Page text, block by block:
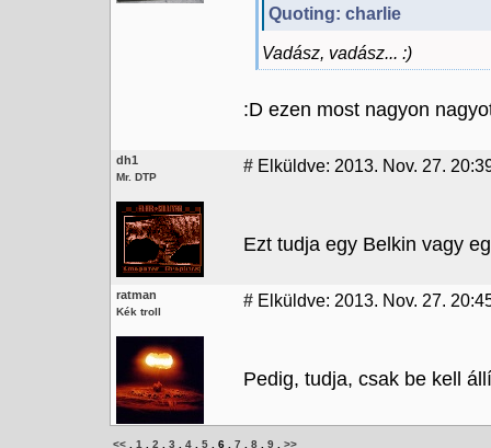
Quoting: charlie
Vadász, vadász... :)
:D ezen most nagyon
dh1
Mr. DTP
# Elküldve: 2013. Nov. 27.
Ezt tudja egy Belkin vagy
ratman
Kék troll
# Elküldve: 2013. Nov. 27.
Pedig, tudja, csak be kell
<< 1 2 3 4 5 6 7 8 9 >>